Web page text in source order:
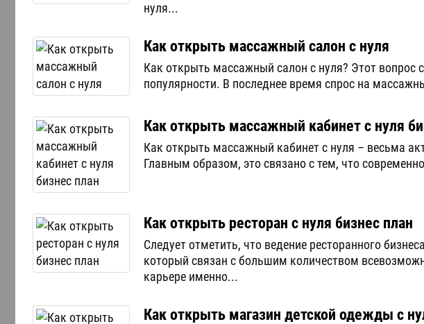
нуля...
Как открыть массажный салон с нуля
Как открыть массажный салон с нуля? Этот вопрос
популярности. В последнее время спрос на
Как открыть массажный кабинет с нуля
Как открыть массажный кабинет с нуля – весьма
Главным образом, это связано с тем, что
Как открыть ресторан с нуля бизнес план
Следует отметить, что ведение ресторанного
который связан с большим количеством
карьере именно...
Как открыть магазин детской одежды с